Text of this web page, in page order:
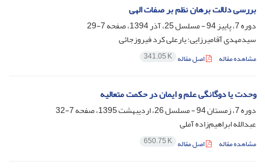
بررسی دلالت برهان نظم بر صفات الهی
دوره 7، پاییز 94 - مسلسل 25، آذر 1394، صفحه
7-29
سیدمهدی آقامیرزایی؛ یار‌علی کرد فیروزجائی
مشاهده مقاله اصل مقاله 341.05 K
وحدت یا دوگانگی علم و ایمان در حکمت متعالیه
دوره 7، زمستان 94 - مسلسل 26، اردیبهشت 1395، صفحه
7-32
عبدالله ابراهیم‌زاده آملی
مشاهده مقاله اصل مقاله 650.75 K